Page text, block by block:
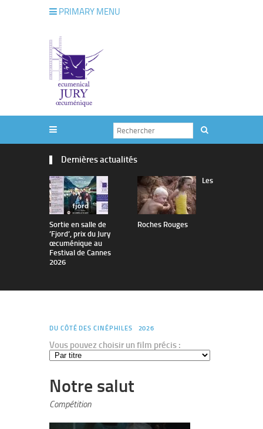
PRIMARY MENU
Dernières actualités
Sortie en salle de
’Fjord’, prix du Jury
œcuménique au
Festival de Cannes
2026
Les
Roches Rouges
DU CÔTÉ DES CINÉPHILES 2026
Vous pouvez choisir un film précis :
Notre salut
Compétition